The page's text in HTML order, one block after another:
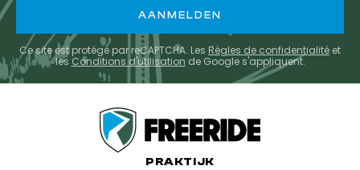
Ce site est protégé par reCAPTCHA. Les Règles de confidentialité et
les Conditions d'utilisation de Google s'appliquent.
PRAKTIJK